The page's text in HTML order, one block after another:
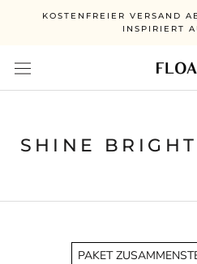
KOSTENFREIER VERSAND
INSPIRIERT
SHINE
PAKET